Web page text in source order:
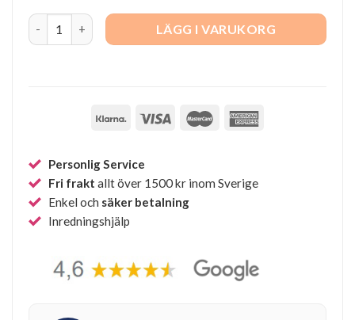
Edge 3-sits soffa quantityLÄGG I VARUKORG
Personlig Service
Fri frakt allt över 1500 kr inom Sverige
Enkel och säker betalning
Inredningshjälp